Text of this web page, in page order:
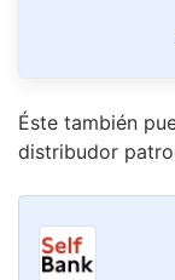
Éste también
distribudor